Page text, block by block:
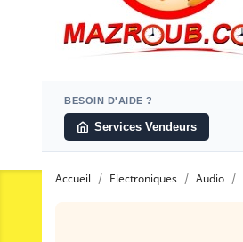
BESOIN D'AIDE ?
Services Vendeurs
Accueil Electroniques Audio